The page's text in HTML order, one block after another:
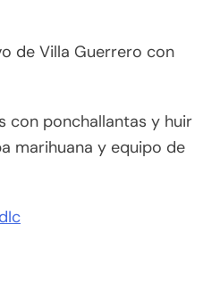
de Villa Guerrero con
con ponchallantas y huir
marihuana y equipo de